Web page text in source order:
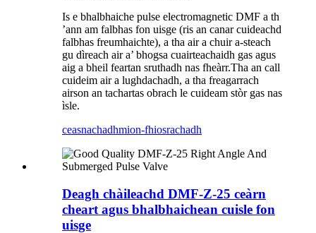
Is e bhalbhaiche pulse electromagnetic DMF a th
’ann am falbhas fon uisge (ris an canar cuideachd
falbhas freumhaichte), a tha air a chuir a-steach
gu dìreach air a’ bhogsa cuairteachaidh gas agus
aig a bheil feartan sruthadh nas fheàrr.Tha an call
cuideim air a lughdachadh, a tha freagarrach
airson an tachartas obrach le cuideam stòr gas nas
ìsle.
ceasnachadhmion-fhiosrachadh
Deagh chàileachd DMF-Z-25 ceàrn
cheart agus bhalbhaichean cuisle fon
uisge